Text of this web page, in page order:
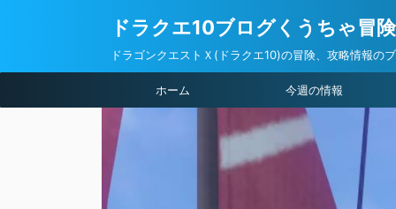
ドラクエ10ブログくうちゃ冒
ドラゴンクエストＸ(ドラクエ10)の冒険、攻略情報の
ホーム 今週の情報